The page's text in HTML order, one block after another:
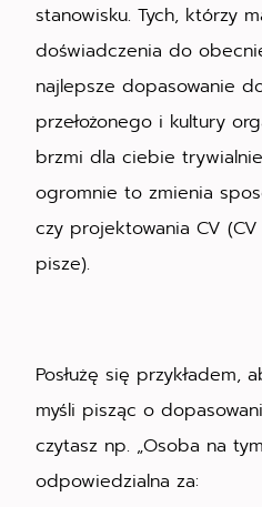
stanowisku. Tych, którzy
doświadczenia do
najlepsze dopasowanie
przełożonego i kultury
brzmi dla ciebie
ogromnie to zmienia
czy projektowania CV
pisze).
Posłużę się przykładem,
myśli pisząc o
czytasz np. „Osoba na
odpowiedzialna za: